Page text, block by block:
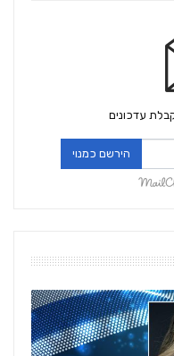
עדכונים
הירשם כמנוי